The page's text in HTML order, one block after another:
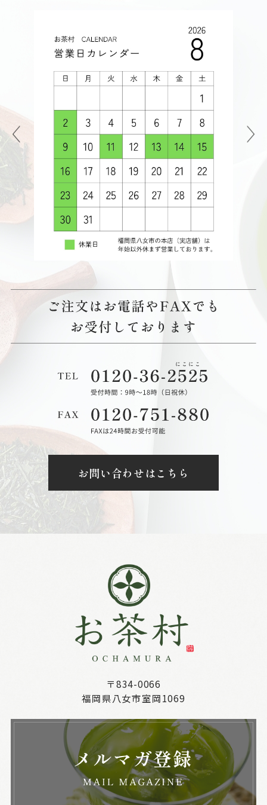
お問い合わせはこちら
〒834-0066
福岡県八女市室岡1069